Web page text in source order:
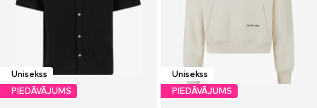
Unisekss
PIEDĀVĀJUMS
Unisekss
PIEDĀVĀJUMS